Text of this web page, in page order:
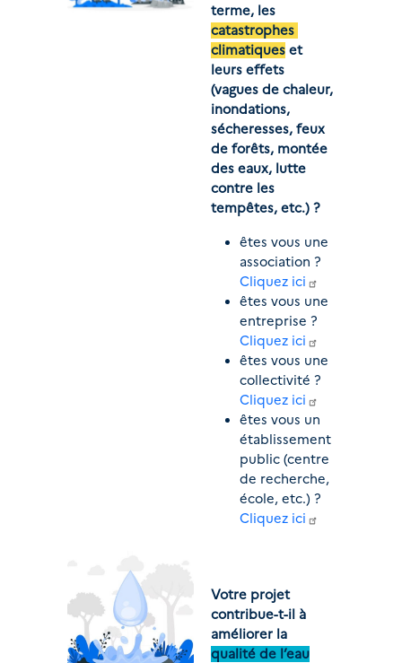
terme, les
catastrophes
climatiques et
leurs effets
(vagues de chaleur,
inondations,
sécheresses, feux
de forêts, montée
des eaux, lutte
contre les
tempêtes, etc.) ?
êtes vous une
association ?
Cliquez ici
êtes vous une
entreprise ?
Cliquez ici
êtes vous une
collectivité ?
Cliquez ici
êtes vous un
établissement
public (centre
de recherche,
école, etc.) ?
Cliquez ici
Votre projet
contribue-t-il à
améliorer la
qualité de l’eau